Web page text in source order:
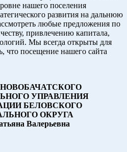
нашего поселения
развития на дальнюю
любые предложения по
привлечению капитала,
Мы всегда открыты для
что посещение нашего сайта
УПРАВЛЕНИЯ
БЕЛОВСКОГО
ОКРУГА
Валерьевна